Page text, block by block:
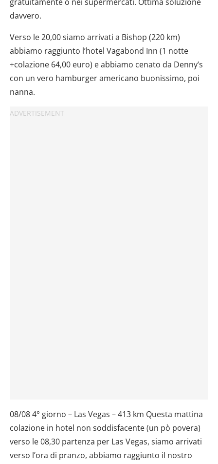
davvero.
Verso le 20,00 siamo arrivati a Bishop (220 km)
abbiamo raggiunto l’hotel Vagabond Inn (1 notte
+colazione 64,00 euro) e abbiamo cenato da Denny’s
con un vero hamburger americano buonissimo, poi
nanna.
08/08 4° giorno – Las Vegas – 413 km Questa mattina
colazione in hotel non soddisfacente (un pò povera)
verso le 08,30 partenza per Las Vegas, siamo arrivati
verso l’ora di pranzo, abbiamo raggiunto il nostro